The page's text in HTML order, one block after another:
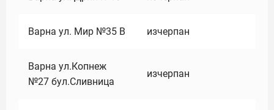
Варна ул. Мир №35 В изчерпан
Варна ул.Копнеж
№27 бул.Сливница
изчерпан